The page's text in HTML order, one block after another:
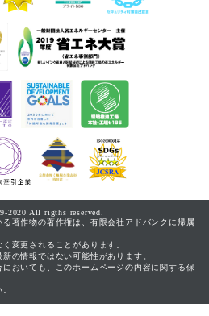
All rigths reserved.
著作物の著作権は、有限会社アドバンクに帰属
変更されることがあります。
の情報ではない可能性があります。
おいても、このホームページの内容に関する保